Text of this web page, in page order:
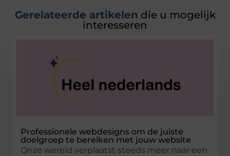
Gerelateerde artikelen die u mogelijk
interesseren
Professionele webdesigns om de juiste
doelgroep te bereiken met jouw website
Onze wereld verplaatst steeds meer naar een